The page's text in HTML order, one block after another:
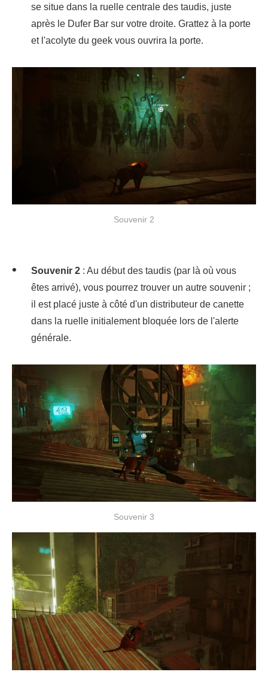
se situe dans la ruelle centrale des taudis, juste
après le Dufer Bar sur votre droite. Grattez à la porte
et l'acolyte du geek vous ouvrira la porte.
Souvenir 2
Souvenir 2 : Au début des taudis (par là où vous
êtes arrivé), vous pourrez trouver un autre souvenir ;
il est placé juste à côté d'un distributeur de canette
dans la ruelle initialement bloquée lors de l'alerte
générale.
Souvenir 3